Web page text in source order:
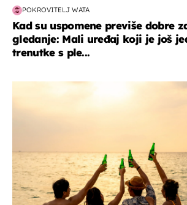
POKROVITELJ WATA
Kad su uspomene previše dobre
gledanje: Mali uređaj koji je još
trenutke s ple...